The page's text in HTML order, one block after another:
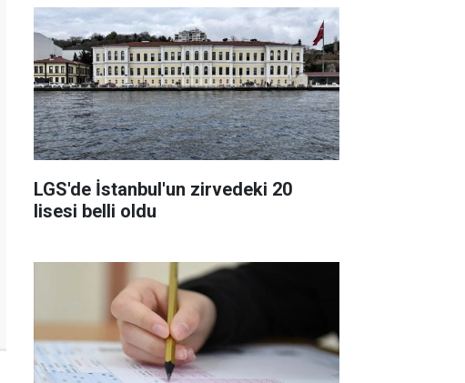
LGS'de İstanbul'un zirvedeki 20
lisesi belli oldu